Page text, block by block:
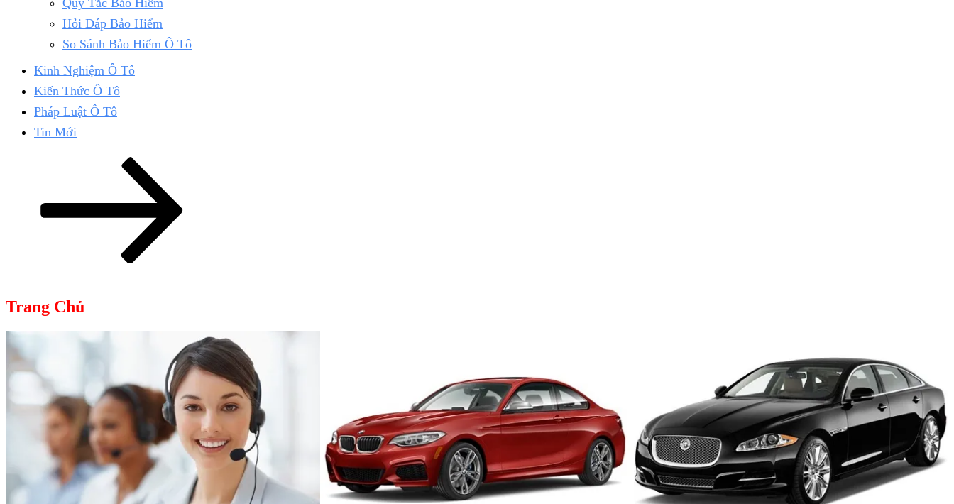
Hỏi Đáp Bảo Hiểm
So Sánh Bảo Hiểm Ô Tô
Kinh Nghiệm Ô Tô
Kiến Thức Ô Tô
Pháp Luật Ô Tô
Tin Mới
Trang Chủ